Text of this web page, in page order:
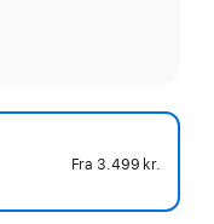
Fra 3.499 kr.